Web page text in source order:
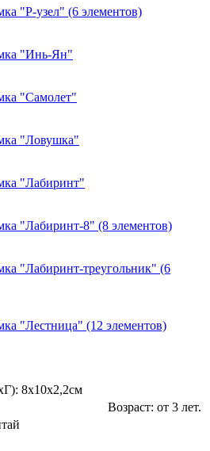
"Р-узел" (6 элементов)
"Инь-Ян"
"Самолет"
"Ловушка"
"Лабиринт"
"Лабиринт-8" (8 элементов)
"Лабиринт-треугольник" (6
"Лестница" (12 элементов)
8х10х2,2cм
Возраст: от 3 лет.